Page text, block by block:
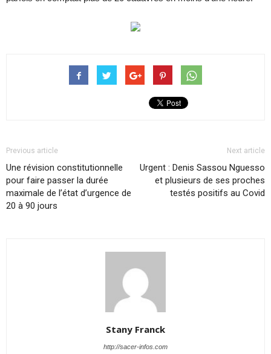
Previous article
Une révision constitutionnelle
pour faire passer la durée
maximale de l’état d’urgence de
20 à 90 jours
Next article
Urgent : Denis Sassou Nguesso
et plusieurs de ses proches
testés positifs au Covid
Stany Franck
http://sacer-infos.com